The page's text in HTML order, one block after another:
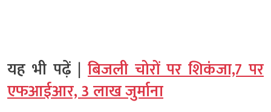
यह भी पढ़ें | बिजली चोरों पर शिकंजा,7 पर
एफआईआर, 3 लाख जुर्माना